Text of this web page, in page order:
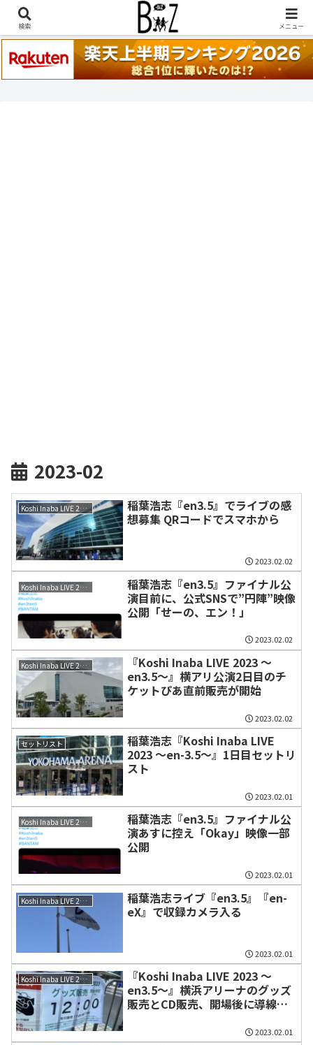
稲葉浩志『en-Zepp』『enⅣ』セトリ一覧はこちら
2023-02
Koshi Inaba LIVE 2023 〜en3.5〜
稲葉浩志『en3.5』でライブの感
想募集 QRコードでスマホから
2023.02.02
Koshi Inaba LIVE 2023 〜en3.5〜
稲葉浩志『en3.5』ファイナル公
演目前に、公式SNSで”円陣”映像
公開「せーの、エン！」
2023.02.02
Koshi Inaba LIVE 2023 〜en3.5〜
『Koshi Inaba LIVE 2023 〜
en3.5〜』横アリ公演2日目のチ
ケットぴあ直前販売が開始
2023.02.02
セットリスト
稲葉浩志『Koshi Inaba LIVE
2023 〜en-3.5〜』1日目セットリ
スト
2023.02.01
Koshi Inaba LIVE 2023 〜en3.5〜
稲葉浩志『en3.5』ファイナル公
演あすに控え「Okay」映像一部
公開
2023.02.01
Koshi Inaba LIVE 2023 〜en3.5〜
稲葉浩志ライブ『en3.5』『en-
eX』で収録カメラ入る
2023.02.01
Koshi Inaba LIVE 2023 〜en3.5〜
『Koshi Inaba LIVE 2023 〜
en3.5〜』横浜アリーナのグッズ
販売とCD販売、開場後に導線変
2023.02.01
検索 メニュー